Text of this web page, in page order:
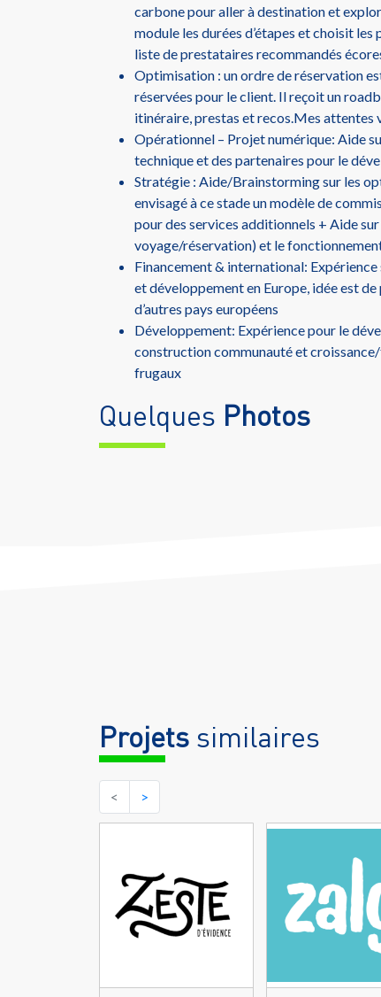
carbone pour aller à destination et
module les durées d’étapes et choisit
liste de prestataires recommandés
Optimisation : un ordre de réservation
réservées pour le client. Il reçoit un
itinéraire, prestas et recos.Mes attentes
Opérationnel – Projet numérique: Aide
technique et des partenaires pour le
Stratégie : Aide/Brainstorming sur les
envisagé à ce stade un modèle de
pour des services additionnels + Aide
voyage/réservation) et le
Financement & international:
et développement en Europe, idée est
d’autres pays européens
Développement: Expérience pour le
construction communauté et
frugaux
Quelques Photos
Projets similaires
< >